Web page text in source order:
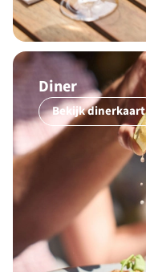
Diner
Bekijk dinerkaart